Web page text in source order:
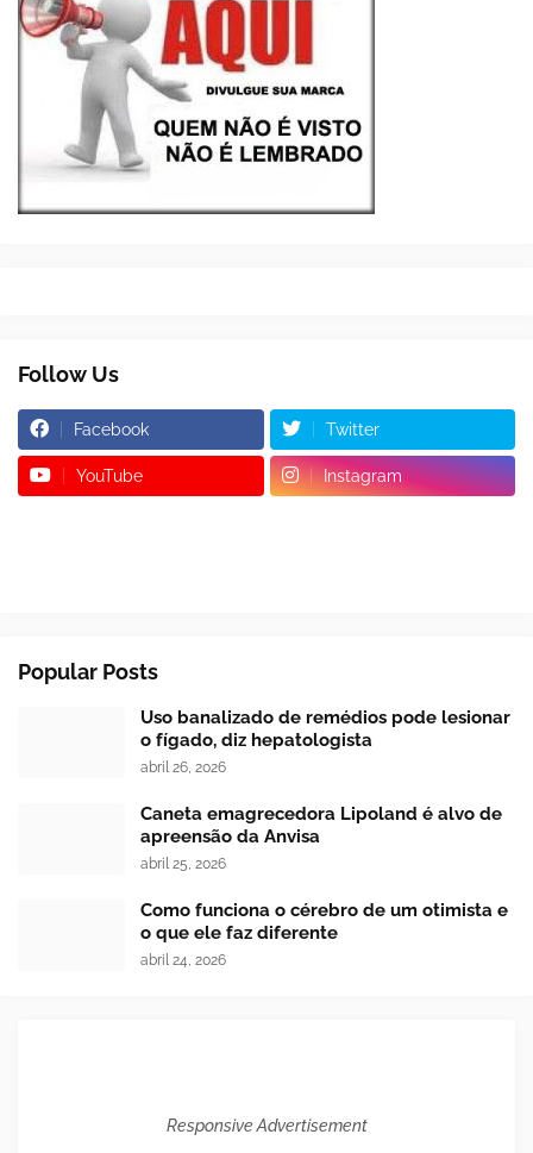
Follow Us
Facebook Twitter
YouTube Instagram
Popular Posts
Uso banalizado de remédios pode lesionar
o fígado, diz hepatologista
abril 26, 2026
Caneta emagrecedora Lipoland é alvo de
apreensão da Anvisa
abril 25, 2026
Como funciona o cérebro de um otimista e
o que ele faz diferente
abril 24, 2026
Responsive Advertisement